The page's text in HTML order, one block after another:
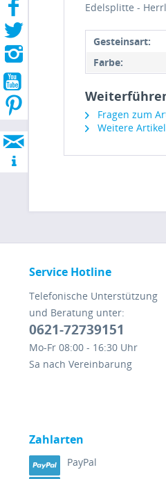
Edelsplitte -
Gesteinsart:
Farbe:
Fragen zum
Weitere
Service Hotline
Telefonische Unterstützung
und Beratung unter:
0621-72739151
Mo-Fr 08:00 - 16:30 Uhr
Sa nach Vereinbarung
Zahlarten
PayPal